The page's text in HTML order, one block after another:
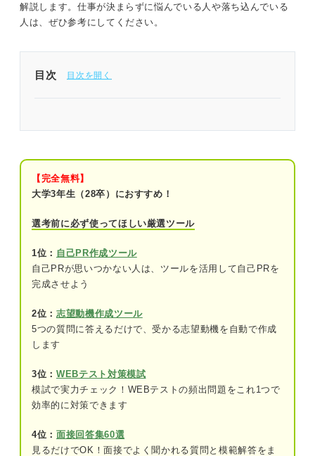
解説します。仕事が決まらずに悩んでいる人や落ち込んでいる
人は、ぜひ参考にしてください。
目次
仕事が決まらないときに知っておきたい！ 不安が
軽くなる4つの事実
①正社員の求人も含めて売り手市場である
②仕事を探している人は自分だけではない
③求職活動は数カ月以上かかるのが普通で
ある
トがある
親しい人や信頼できる人と話す
SNSからしばらく離れる
【完全無料】
大学3年生（28卒）におすすめ！
選考前に必ず使ってほしい厳選ツール
1位： 自己PR作成ツール
自己PRが思いつかない人は、ツールを活用して自己PRを
完成させよう
2位： 志望動機作成ツール
5つの質問に答えるだけで、受かる志望動機を自動で作成
します
3位： WEBテスト対策模試
模試で実力チェック！WEBテストの頻出問題をこれ1つで
効率的に対策できます
4位： 面接回答集60選
見るだけでOK！面接でよく聞かれる質問と模範解答をま